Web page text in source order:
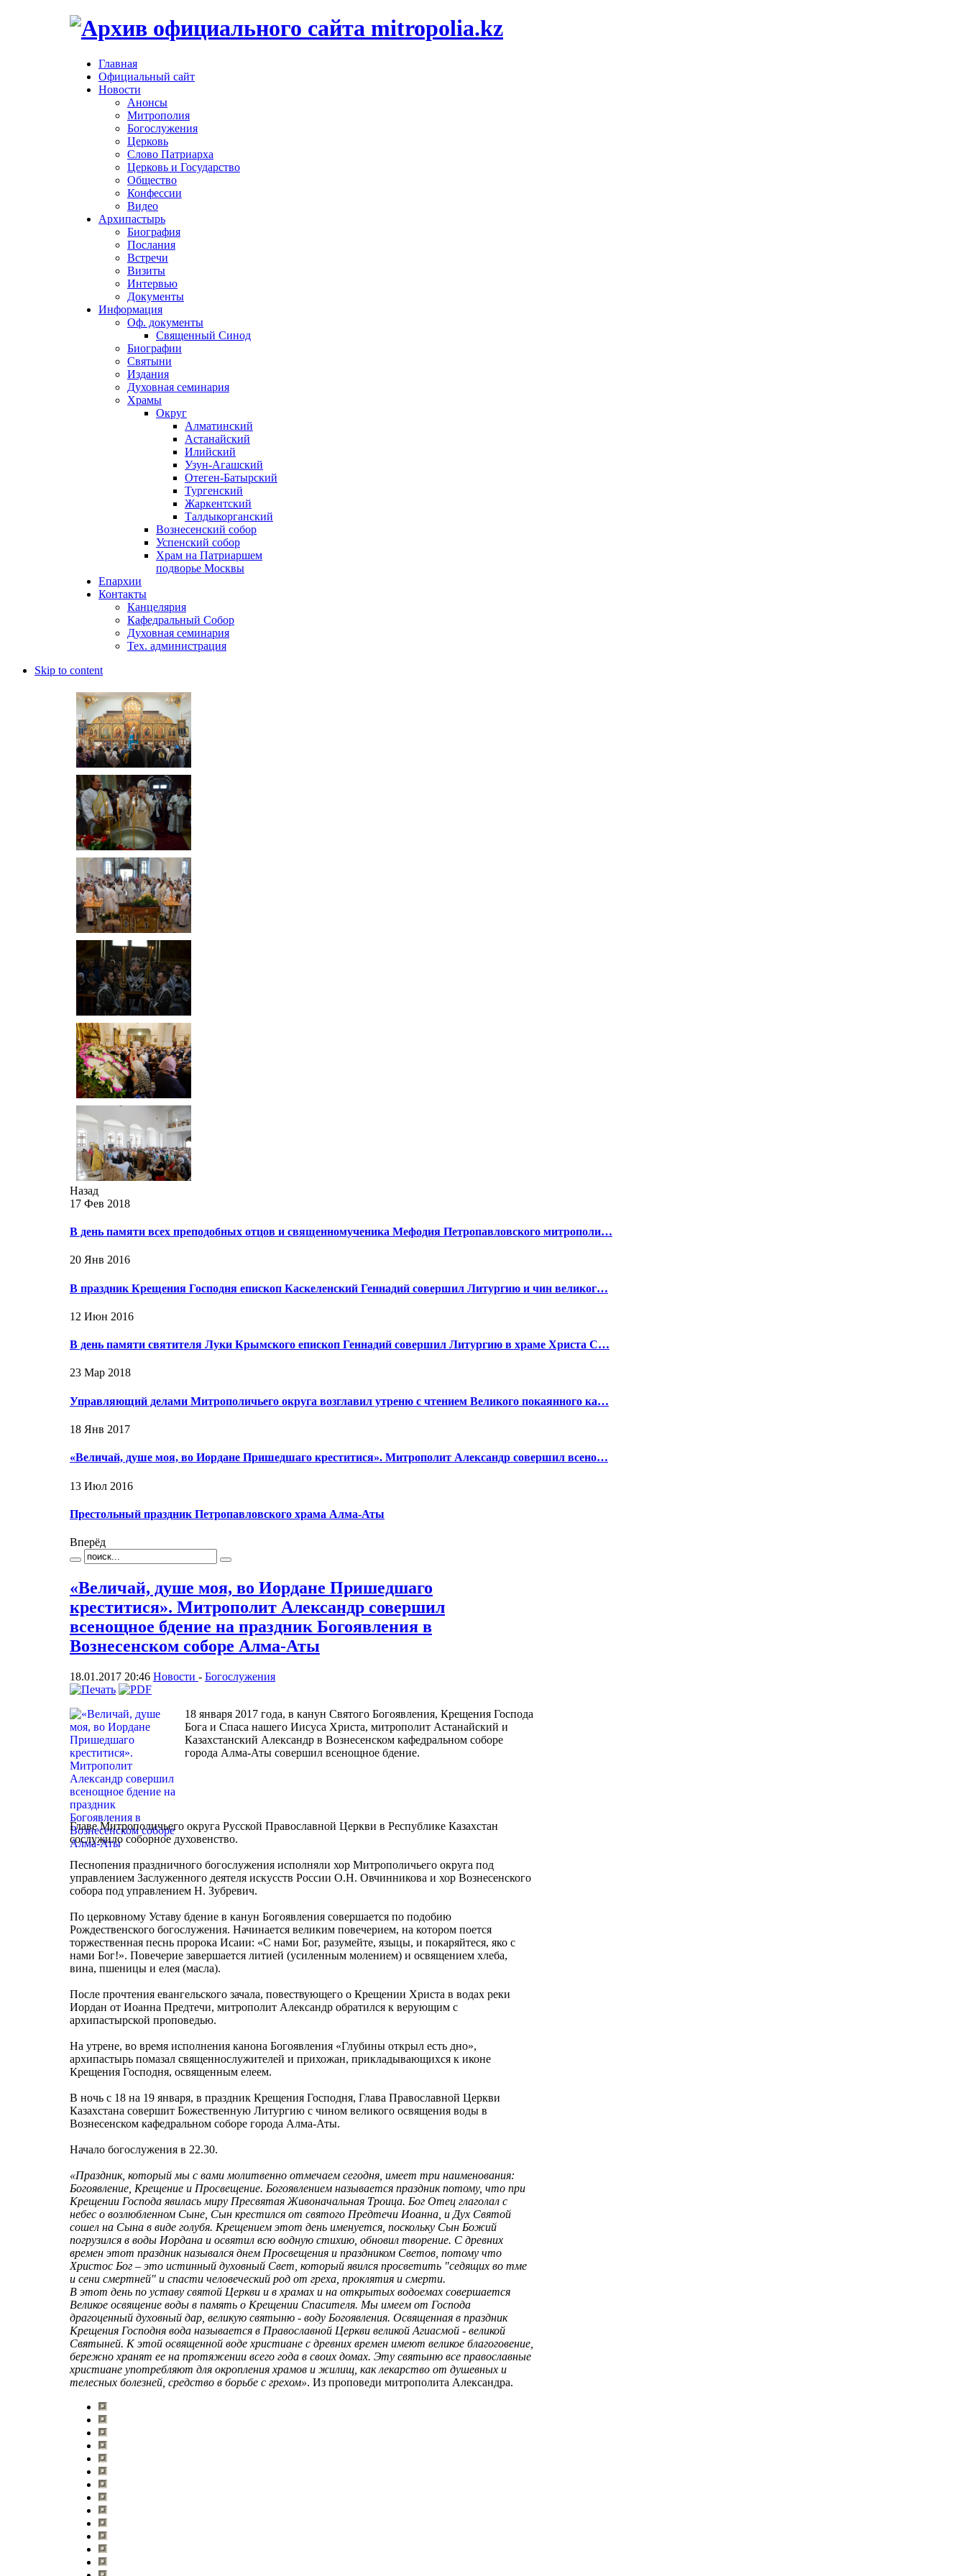
Главная
Официальный сайт
Новости
Анонсы
Митрополия
Богослужения
Церковь
Слово Патриарха
Церковь и Государство
Общество
Конфессии
Видео
Архипастырь
Биография
Послания
Встречи
Визиты
Интервью
Документы
Информация
Оф. документы
Священный Синод
Биографии
Святыни
Издания
Духовная семинария
Храмы
Округ
Алматинский
Астанайский
Илийский
Узун-Агашский
Отеген-Батырский
Тургенский
Жаркентский
Талдыкорганский
Вознесенский собор
Успенский собор
Храм на Патриаршем
подворье Москвы
Епархии
Контакты
Канцелярия
Кафедральный Собор
Духовная семинария
Тех. администрация
Skip to content
Назад
17 Фев 2018
В день памяти всех преподобных отцов и священномученика Мефодия Петропавловского митрополи…
20 Янв 2016
В праздник Крещения Господня епископ Каскеленский Геннадий совершил Литургию и чин великог…
12 Июн 2016
В день памяти святителя Луки Крымского епископ Геннадий совершил Литургию в храме Христа С…
23 Мар 2018
Управляющий делами Митрополичьего округа возглавил утреню с чтением Великого покаянного ка…
18 Янв 2017
«Величай, душе моя, во Иордане Пришедшаго креститися». Митрополит Александр совершил всено…
13 Июл 2016
Престольный праздник Петропавловского храма Алма-Аты
Вперёд
«Величай, душе моя, во Иордане Пришедшаго
креститися». Митрополит Александр совершил
всенощное бдение на праздник Богоявления в
Вознесенском соборе Алма-Аты
18.01.2017 20:46 Новости - Богослужения
18 января 2017 года, в канун Святого Богоявления, Крещения Господа
Бога и Спаса нашего Иисуса Христа, митрополит Астанайский и
Казахстанский Александр в Вознесенском кафедральном соборе
города Алма-Аты совершил всенощное бдение.
Главе Митрополичьего округа Русской Православной Церкви в Республике Казахстан
сослужило соборное духовенство.
Песнопения праздничного богослужения исполняли хор Митрополичьего округа под
управлением Заслуженного деятеля искусств России О.Н. Овчинникова и хор Вознесенского
собора под управлением Н. Зубревич.
По церковному Уставу бдение в канун Богоявления совершается по подобию
Рождественского богослужения. Начинается великим повечерием, на котором поется
торжественная песнь пророка Исаии: «С нами Бог, разумейте, языцы, и покаряйтеся, яко с
нами Бог!». Повечерие завершается литией (усиленным молением) и освящением хлеба,
вина, пшеницы и елея (масла).
После прочтения евангельского зачала, повествующего о Крещении Христа в водах реки
Иордан от Иоанна Предтечи, митрополит Александр обратился к верующим с
архипастырской проповедью.
На утрене, во время исполнения канона Богоявления «Глубины открыл есть дно»,
архипастырь помазал священнослужителей и прихожан, прикладывающихся к иконе
Крещения Господня, освященным елеем.
В ночь с 18 на 19 января, в праздник Крещения Господня, Глава Православной Церкви
Казахстана совершит Божественную Литургию с чином великого освящения воды в
Вознесенском кафедральном соборе города Алма-Аты.
Начало богослужения в 22.30.
«Праздник, который мы с вами молитвенно отмечаем сегодня, имеет три наименования:
Богоявление, Крещение и Просвещение. Богоявлением называется праздник потому, что при
Крещении Господа явилась миру Пресвятая Живоначальная Троица. Бог Отец глаголал с
небес о возлюбленном Сыне, Сын крестился от святого Предтечи Иоанна, и Дух Святой
сошел на Сына в виде голубя. Крещением этот день именуется, поскольку Сын Божий
погрузился в воды Иордана и освятил всю водную стихию, обновил творение. С древних
времен этот праздник назывался днем Просвещения и праздником Светов, потому что
Христос Бог – это истинный духовный Свет, который явился просветить "седящих во тме
и сени смертней" и спасти человеческий род от греха, проклятия и смерти.
В этот день по уставу святой Церкви и в храмах и на открытых водоемах совершается
Великое освящение воды в память о Крещении Спасителя. Мы имеем от Господа
драгоценный духовный дар, великую святыню - воду Богоявления. Освященная в праздник
Крещения Господня вода называется в Православной Церкви великой Агиасмой - великой
Святыней. К этой освященной воде христиане с древних времен имеют великое благоговение,
бережно хранят ее на протяжении всего года в своих домах. Эту святыню все православные
христиане употребляют для окропления храмов и жилищ, как лекарство от душевных и
телесных болезней, средство в борьбе с грехом». Из проповеди митрополита Александра.